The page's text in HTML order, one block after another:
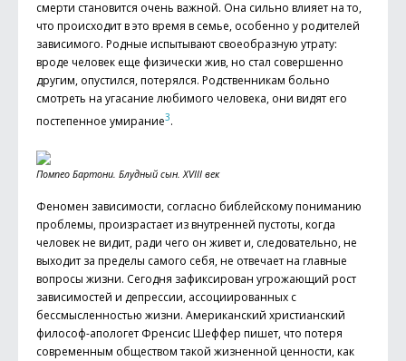
смерти становится очень важной. Она сильно влияет на то,
что происходит в это время в семье, особенно у родителей
зависимого. Родные испытывают своеобразную утрату:
вроде человек еще физически жив, но стал совершенно
другим, опустился, потерялся. Родственникам больно
смотреть на угасание любимого человека, они видят его
постепенное умирание3.
Помпео Бартони. Блудный сын. XVIII век
Феномен зависимости, согласно биб­лейскому пониманию
проблемы, произрастает из внутренней пустоты, когда
человек не видит, ради чего он живет и, следовательно, не
выходит за пределы самого себя, не отвечает на главные
вопросы жизни. Сегодня зафиксирован угрожающий рост
зависимостей и депрессии, ассоции­рованных с
бессмысленностью жизни. Американский христианский
философ-апологет Френсис Шеффер пишет, что потеря
современным обществом такой жизненной ценности, как